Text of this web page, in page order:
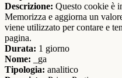
Descrizione: Questo cookie è
Memorizza e aggiorna un
viene utilizzato per contare e
pagina.
Durata: 1 giorno
Nome: _ga
Tipologia: analitico